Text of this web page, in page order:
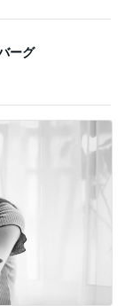
ーグ